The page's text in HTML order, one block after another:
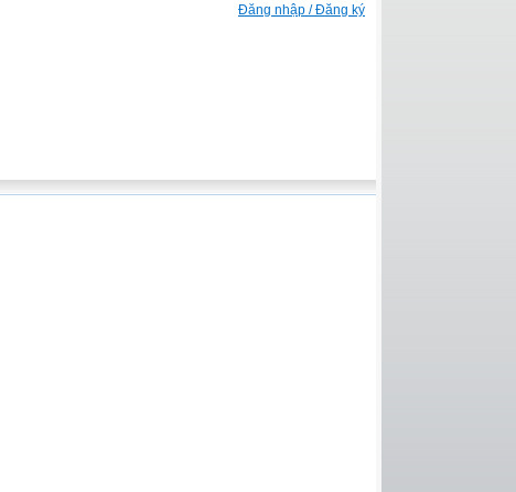
Đăng nhập / Đăng ký